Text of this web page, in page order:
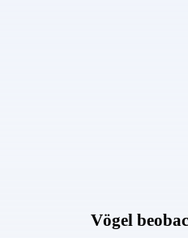
Vögel